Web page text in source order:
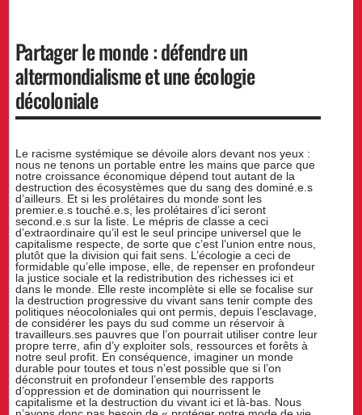
Partager le monde : défendre un
altermondialisme et une écologie
décoloniale
Le racisme systémique se dévoile alors devant nos yeux :
nous ne tenons un portable entre les mains que parce que
notre croissance économique dépend tout autant de la
destruction des écosystèmes que du sang des dominé.e.s
d’ailleurs. Et si les prolétaires du monde sont les
premier.e.s touché.e.s, les prolétaires d’ici seront
second.e.s sur la liste. Le mépris de classe a ceci
d’extraordinaire qu’il est le seul principe universel que le
capitalisme respecte, de sorte que c’est l’union entre nous,
plutôt que la division qui fait sens. L’écologie a ceci de
formidable qu’elle impose, elle, de repenser en profondeur
la justice sociale et la redistribution des richesses ici et
dans le monde. Elle reste incomplète si elle se focalise sur
la destruction progressive du vivant sans tenir compte des
politiques néocoloniales qui ont permis, depuis l’esclavage,
de considérer les pays du sud comme un réservoir à
travailleurs.ses pauvres que l’on pourrait utiliser contre leur
propre terre, afin d’y exploiter sols, ressources et forêts à
notre seul profit. En conséquence, imaginer un monde
durable pour toutes et tous n’est possible que si l’on
déconstruit en profondeur l’ensemble des rapports
d’oppression et de domination qui nourrissent le
capitalisme et la destruction du vivant ici et là-bas. Nous